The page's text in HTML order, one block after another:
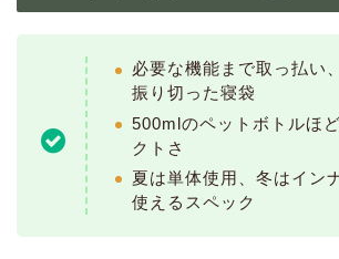
必要な機能まで取っ払い
振り切った寝袋
500mlのペットボトルほ
クトさ
夏は単体使用、冬はイン
使えるスペック